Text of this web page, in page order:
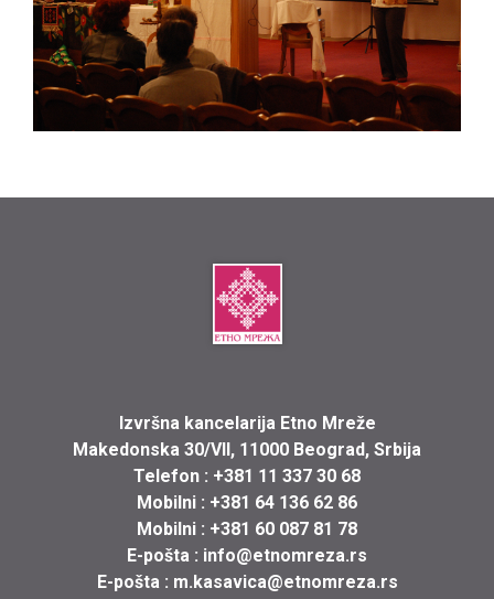
Izvršna kancelarija Etno Mreže
Makedonska 30/VII, 11000 Beograd, Srbija
Telefon : +381 11 337 30 68
Mobilni : +381 64 136 62 86
Mobilni : +381 60 087 81 78
E-pošta : info@etnomreza.rs
E-pošta : m.kasavica@etnomreza.rs